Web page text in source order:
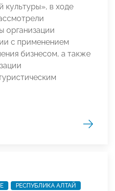
культуры», в ходе
организации
с применением
бизнесом, а также
РЕСПУБЛИКА АЛТАЙ